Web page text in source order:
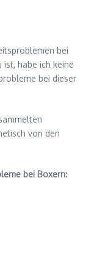
bei
ist, habe ich keine
bei dieser
von den
bei Boxern: